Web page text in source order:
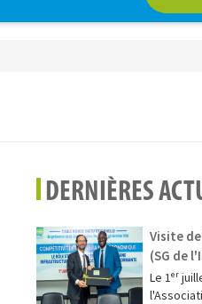
DERNIÈRES
Visite
(SG de
Le 1ᵉʳ